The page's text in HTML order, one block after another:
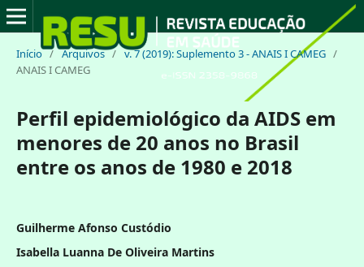
Início / Arquivos / v. 7 (2019): Suplemento 3 - ANAIS I CAMEG /
ANAIS I CAMEG
Perfil epidemiológico da AIDS em
menores de 20 anos no Brasil
entre os anos de 1980 e 2018
Guilherme Afonso Custódio
Isabella Luanna De Oliveira Martins